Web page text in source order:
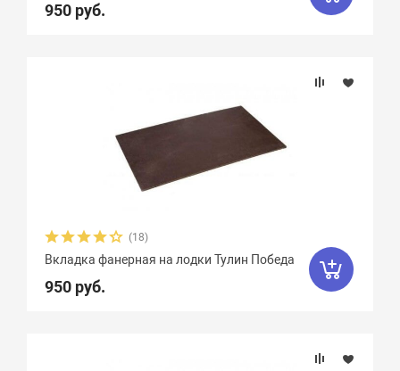
950 руб.
(18)
Вкладка фанерная на лодки Тулин Победа
950 руб.